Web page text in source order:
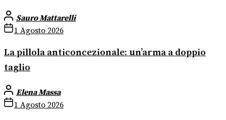
Sauro Mattarelli
1 Agosto 2026
La pillola anticoncezionale: un’arma a doppio
taglio
Elena Massa
1 Agosto 2026